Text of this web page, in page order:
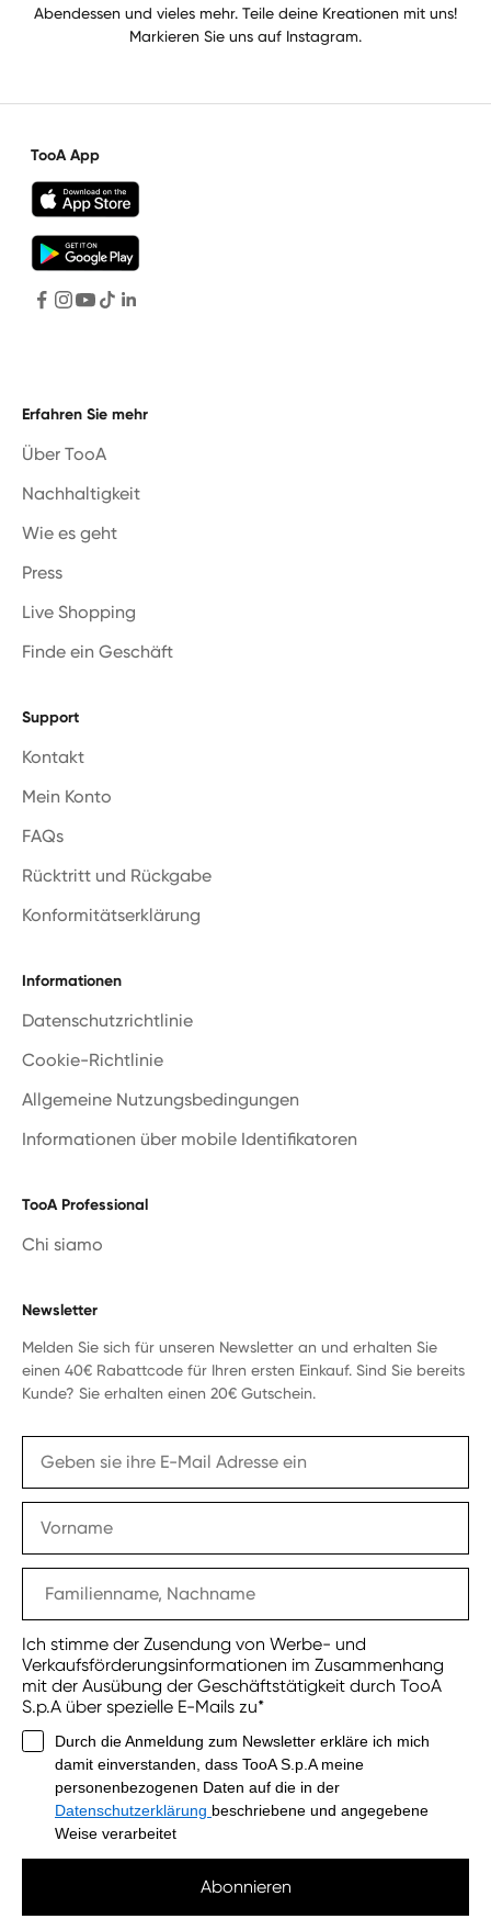
Abendessen und vieles mehr. Teile deine Kreationen mit uns!
Markieren Sie uns auf Instagram.
TooA App
Erfahren Sie mehr
Über TooA
Nachhaltigkeit
Wie es geht
Press
Live Shopping
Finde ein Geschäft
Support
Kontakt
Mein Konto
FAQs
Rücktritt und Rückgabe
Konformitätserklärung
Informationen
Datenschutzrichtlinie
Cookie-Richtlinie
Allgemeine Nutzungsbedingungen
Informationen über mobile Identifikatoren
TooA Professional
Chi siamo
Newsletter
Melden Sie sich für unseren Newsletter an und erhalten Sie
einen 40€ Rabattcode für Ihren ersten Einkauf. Sind Sie bereits
Kunde? Sie erhalten einen 20€ Gutschein.
Ich stimme der Zusendung von Werbe- und
Verkaufsförderungsinformationen im Zusammenhang
mit der Ausübung der Geschäftstätigkeit durch TooA
S.p.A über spezielle E-Mails zu*
Durch die Anmeldung zum Newsletter erkläre ich mich
damit einverstanden, dass TooA S.p.A meine
personenbezogenen Daten auf die in der
Datenschutzerklärung beschriebene und angegebene
Weise verarbeitet
Abonnieren